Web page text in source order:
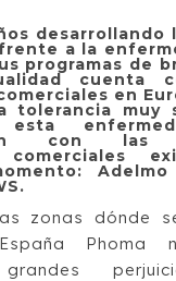
desarrollando
a la
programas de
cuenta
en
tolerancia muy
con las
comerciales
Adelmo
zonas dónde
Phoma
grandes